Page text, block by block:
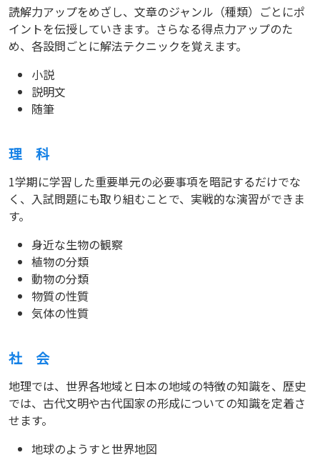
読解力アップをめざし、文章のジャンル（種類）ごとにポ
イントを伝授していきます。さらなる得点力アップのた
め、各設問ごとに解法テクニックを覚えます。
小説
説明文
随筆
理 科
1学期に学習した重要単元の必要事項を暗記するだけでな
く、入試問題にも取り組むことで、実戦的な演習ができま
す。
身近な生物の観察
植物の分類
動物の分類
物質の性質
気体の性質
社 会
地理では、世界各地域と日本の地域の特徴の知識を、歴史
では、古代文明や古代国家の形成についての知識を定着さ
せます。
地球のようすと世界地図